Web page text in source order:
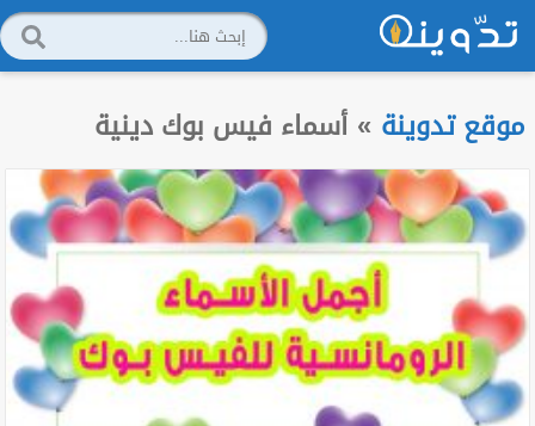
موقع تدوينة » أسماء فيس بوك دينية